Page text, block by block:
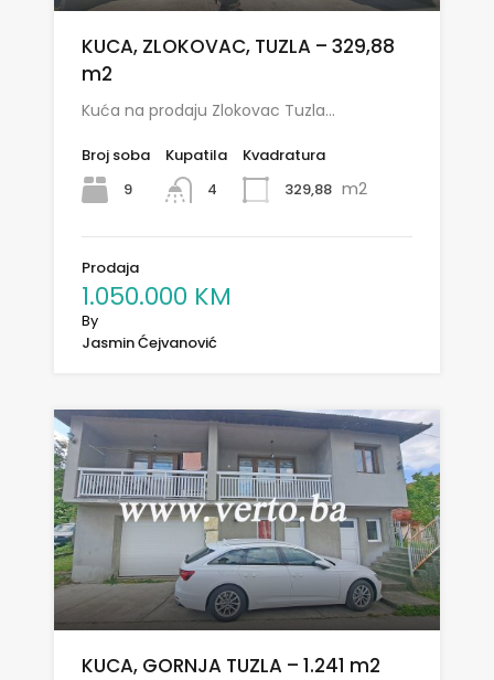
KUCA, ZLOKOVAC, TUZLA – 329,88
m2
Kuća na prodaju Zlokovac Tuzla…
Broj soba
9
Kupatila
4
Kvadratura
329,88 m2
Prodaja
1.050.000 KM
By
Jasmin Ćejvanović
KUCA, GORNJA TUZLA – 1.241 m2